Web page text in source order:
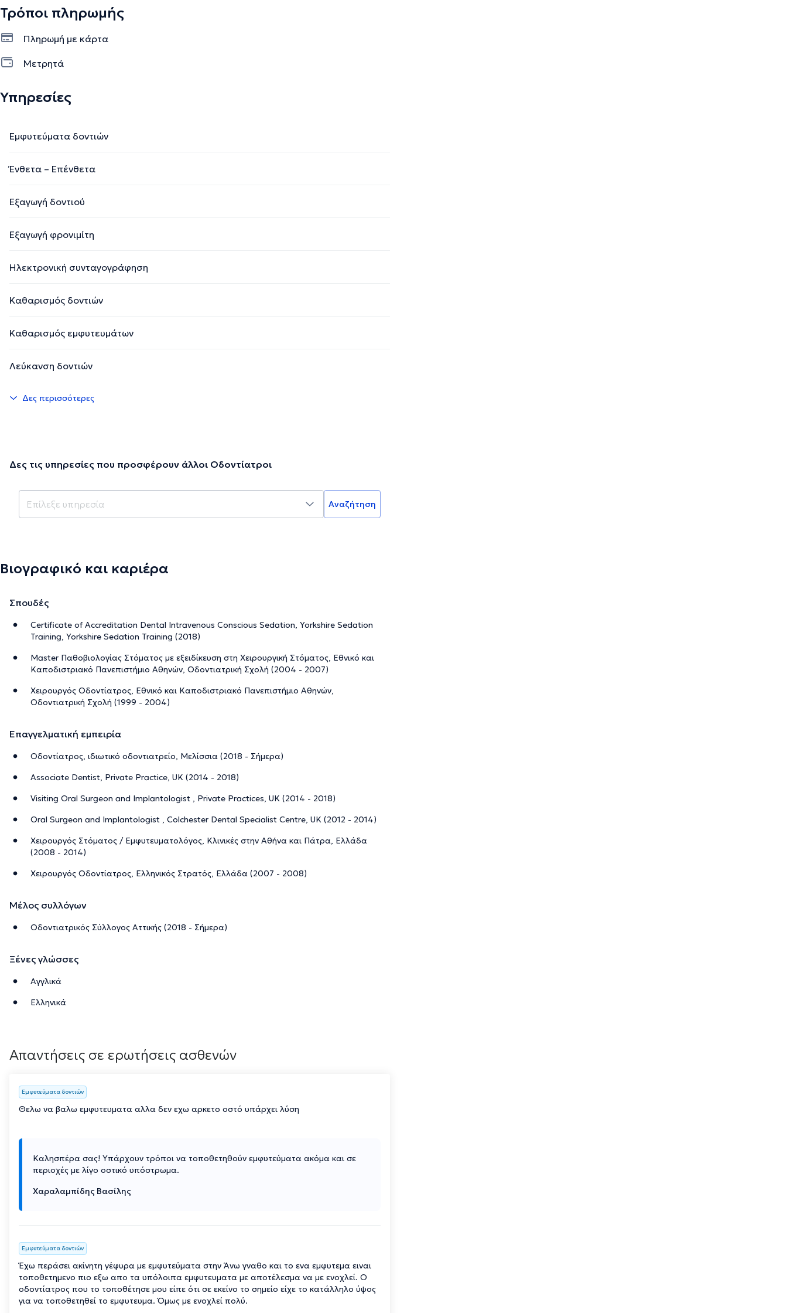
Τρόποι πληρωμής
Πληρωμή με κάρτα
Μετρητά
Υπηρεσίες
Εμφυτεύματα δοντιών
Ένθετα – Επένθετα
Εξαγωγή δοντιού
Εξαγωγή φρονιμίτη
Ηλεκτρονική συνταγογράφηση
Καθαρισμός δοντιών
Καθαρισμός εμφυτευμάτων
Λεύκανση δοντιών
Δες περισσότερες
Δες τις υπηρεσίες που προσφέρουν άλλοι Οδοντίατροι
Αναζήτηση
Βιογραφικό και καριέρα
Σπουδές
Certificate of Accreditation Dental Intravenous Conscious Sedation, Yorkshire Sedation
Training, Yorkshire Sedation Training (2018)
Master Παθοβιολογίας Στόματος με εξειδίκευση στη Χειρουργική Στόματος, Εθνικό και
Καποδιστριακό Πανεπιστήμιο Αθηνών, Οδοντιατρική Σχολή (2004 - 2007)
Χειρουργός Οδοντίατρος, Εθνικό και Καποδιστριακό Πανεπιστήμιο Αθηνών,
Οδοντιατρική Σχολή (1999 - 2004)
Επαγγελματική εμπειρία
Οδοντίατρος, ιδιωτικό οδοντιατρείο, Μελίσσια (2018 - Σήμερα)
Associate Dentist, Private Practice, UK (2014 - 2018)
Visiting Oral Surgeon and Implantologist , Private Practices, UK (2014 - 2018)
Oral Surgeon and Implantologist , Colchester Dental Specialist Centre, UK (2012 - 2014)
Χειρουργός Στόματος / Εμφυτευματολόγος, Κλινικές στην Αθήνα και Πάτρα, Ελλάδα
(2008 - 2014)
Χειρουργός Οδοντίατρος, Ελληνικός Στρατός, Ελλάδα (2007 - 2008)
Μέλος συλλόγων
Οδοντιατρικός Σύλλογος Αττικής (2018 - Σήμερα)
Ξένες γλώσσες
Αγγλικά
Ελληνικά
Απαντήσεις σε ερωτήσεις ασθενών
Εμφυτεύματα δοντιών
Θελω να βαλω εμφυτευματα αλλα δεν εχω αρκετο οστό υπάρχει λύση
Καλησπέρα σας! Υπάρχουν τρόποι να τοποθετηθούν εμφυτεύματα ακόμα και σε
περιοχές με λίγο οστικό υπόστρωμα.
Χαραλαμπίδης Βασίλης
Εμφυτεύματα δοντιών
Έχω περάσει ακίνητη γέφυρα με εμφυτεύματα στην Άνω γναθο και το ενα εμφυτεμα ειναι
τοποθετημενο πιο εξω απο τα υπόλοιπα εμφυτευματα με αποτέλεσμα να με ενοχλεί. Ο
οδοντίατρος που το τοποθέτησε μου είπε ότι σε εκείνο το σημείο είχε το κατάλληλο ύψος
για να τοποθετηθεί το εμφυτευμα. Όμως με ενοχλεί πολύ.